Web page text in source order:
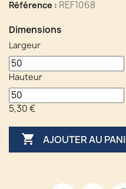
Référence : REF1068
Dimensions
Largeur
Hauteur
5,30 €
 AJOUTER AU